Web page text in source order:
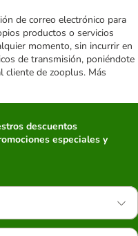
de correo electrónico para
productos o servicios
momento, sin incurrir en
de transmisión, poniéndote
cliente de zooplus. Más
descuentos
especiales y